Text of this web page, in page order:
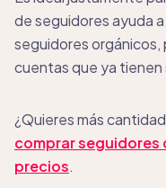
de seguidores ayuda
seguidores
cuentas que ya tienen
¿Quieres más
comprar seguidores
precios.